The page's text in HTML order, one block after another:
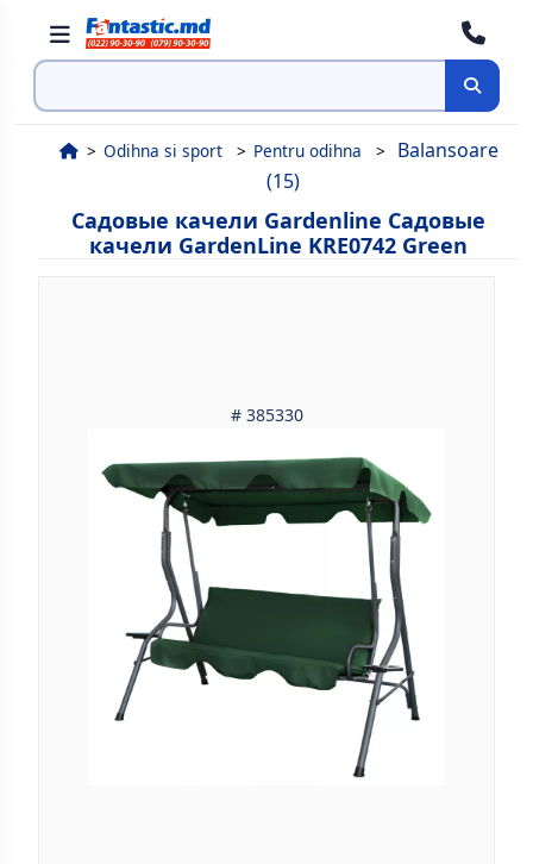
Поиск
Odihna si sport Pentru odihna
Balansoare
(15)
Садовые качели Gardenline Садовые
качели GardenLine KRE0742 Green
# 385330